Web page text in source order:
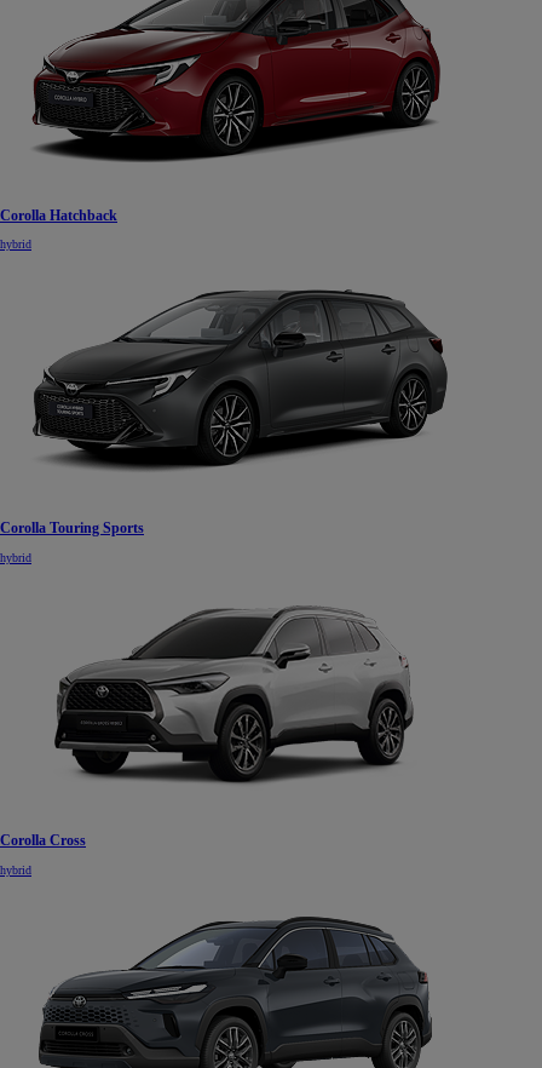
Corolla Hatchback
hybrid
Corolla Touring Sports
hybrid
Corolla Cross
hybrid